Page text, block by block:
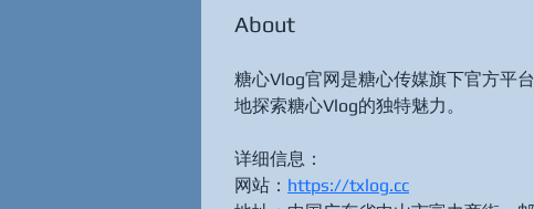
About
糖心Vlog官网是糖心传媒旗下官方平
地探索糖心Vlog的独特魅力。
详细信息：
网站： https://txlog.cc